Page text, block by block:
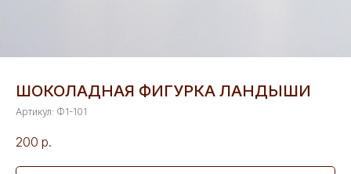
ШОКОЛАДНАЯ ФИГУРКА ЛАНДЫШИ
Артикул: Ф1-101
200 р.